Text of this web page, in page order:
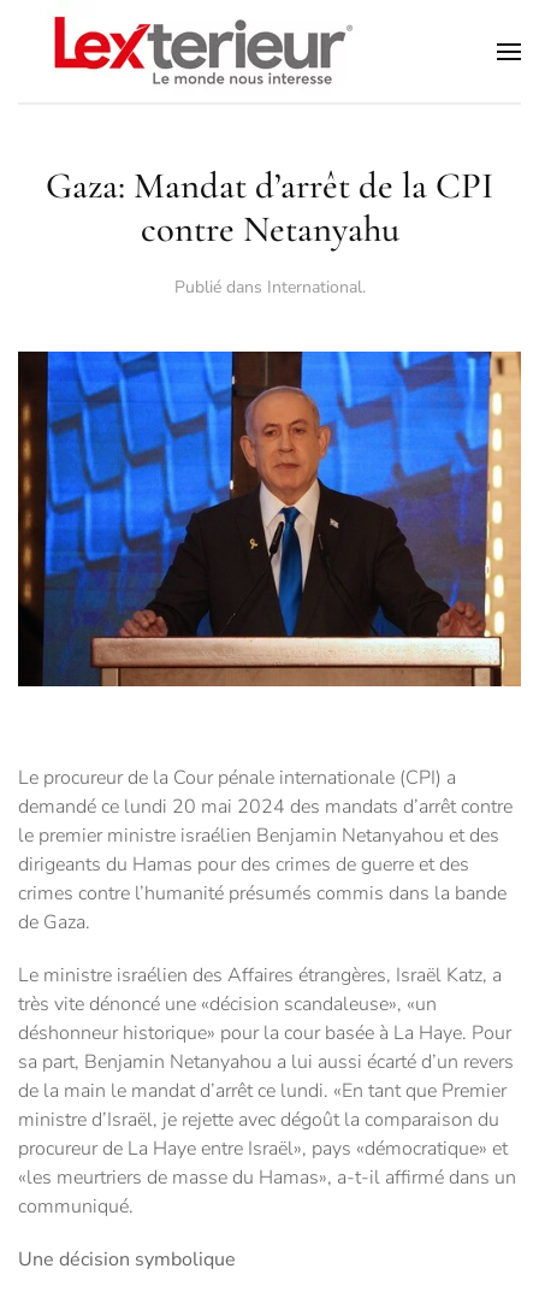
Accéder au contenu principal
Gaza: Mandat d’arrêt de la CPI
contre Netanyahu
Publié dans International.
Le procureur de la Cour pénale internationale (CPI) a
demandé ce lundi 20 mai 2024 des mandats d’arrêt contre
le premier ministre israélien Benjamin Netanyahou et des
dirigeants du Hamas pour des crimes de guerre et des
crimes contre l’humanité présumés commis dans la bande
de Gaza.
Le ministre israélien des Affaires étrangères, Israël Katz, a
très vite dénoncé une «décision scandaleuse», «un
déshonneur historique» pour la cour basée à La Haye. Pour
sa part, Benjamin Netanyahou a lui aussi écarté d’un revers
de la main le mandat d’arrêt ce lundi. «En tant que Premier
ministre d’Israël, je rejette avec dégoût la comparaison du
procureur de La Haye entre Israël», pays «démocratique» et
«les meurtriers de masse du Hamas», a-t-il affirmé dans un
communiqué.
Une décision symbolique